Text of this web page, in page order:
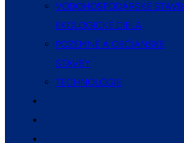
VODOHOSPODÁRSKE
EKOLOGICKÉ DIELA
POZEMNÉ A OBČIANSKE
STAVBY
TECHNOLÓGIE